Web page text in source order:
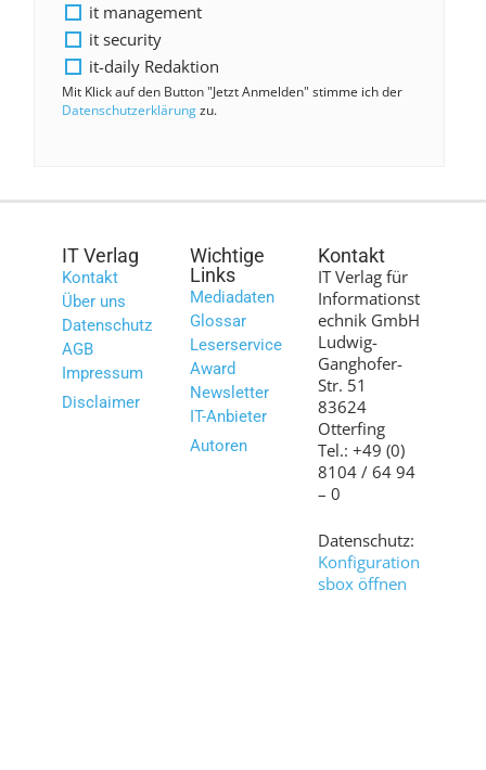
it management
it security
it-daily Redaktion
Mit Klick auf den Button "Jetzt Anmelden" stimme ich der
Datenschutzerklärungzu.
IT Verlag
Kontakt
Über uns
Datenschutz
AGB
Impressum
Disclaimer
Wichtige
Links
Mediadaten
Glossar
Leserservice
Award
Newsletter
IT-Anbieter
Autoren
Kontakt
IT Verlag für
Informationst
echnik GmbH
Ludwig-
Ganghofer-
Str. 51
83624
Otterfing
Tel.: +49 (0)
8104 / 64 94
– 0
Datenschutz:
Konfiguration
sbox öffnen